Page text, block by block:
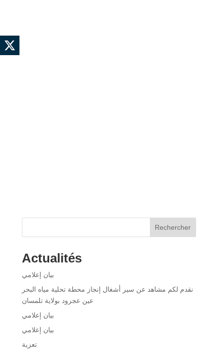
Rechercher
Actualités
بيان إعلامي
نقدم لكم مشاهد عن سير أشغال إنجاز محطة تحلية مياه البحر
عين عجرود بولاية تلمسان
بيان إعلامي
بيان إعلامي
تعزية